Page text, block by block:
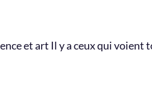
et art Il y a ceux qui voient